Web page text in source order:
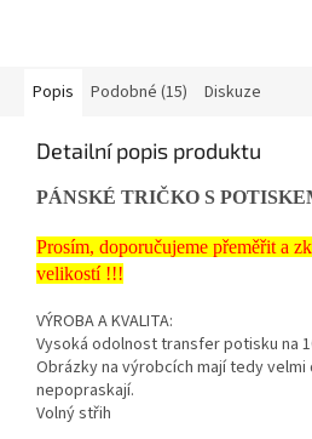
Popis Podobné (15) Diskuze
Detailní popis produktu
PÁNSKÉ TRIČKO S
Prosím, doporučujeme přeměřit a
velikostí !!!
VÝROBA A KVALITA:
Vysoká odolnost transfer potisku na
Obrázky na výrobcích mají tedy
nepopraskají.
Volný střih